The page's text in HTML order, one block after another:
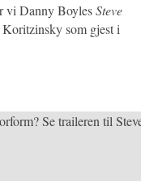
vi Danny BoylesSteve
som gjest i